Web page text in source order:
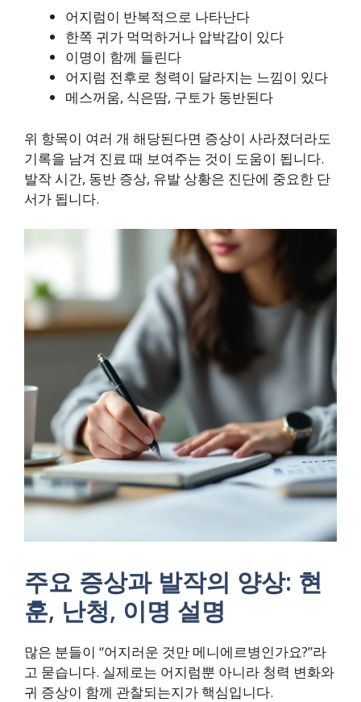
어지럼이 반복적으로 나타난다
한쪽 귀가 먹먹하거나 압박감이 있다
이명이 함께 들린다
어지럼 전후로 청력이 달라지는 느낌이 있다
메스꺼움, 식은땀, 구토가 동반된다
위 항목이 여러 개 해당된다면 증상이 사라졌더라도
기록을 남겨 진료 때 보여주는 것이 도움이 됩니다.
발작 시간, 동반 증상, 유발 상황은 진단에 중요한 단
서가 됩니다.
주요 증상과 발작의 양상: 현
훈, 난청, 이명 설명
많은 분들이 “어지러운 것만 메니에르병인가요?”라
고 묻습니다. 실제로는 어지럼뿐 아니라 청력 변화와
귀 증상이 함께 관찰되는지가 핵심입니다.